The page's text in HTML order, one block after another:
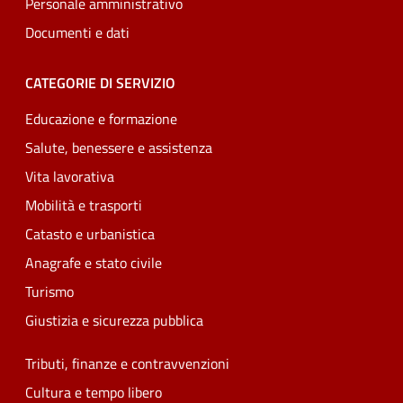
Documenti e dati
CATEGORIE DI SERVIZIO
Educazione e formazione
Salute, benessere e assistenza
Vita lavorativa
Mobilità e trasporti
Catasto e urbanistica
Anagrafe e stato civile
Turismo
Giustizia e sicurezza pubblica
Tributi, finanze e contravvenzioni
Cultura e tempo libero